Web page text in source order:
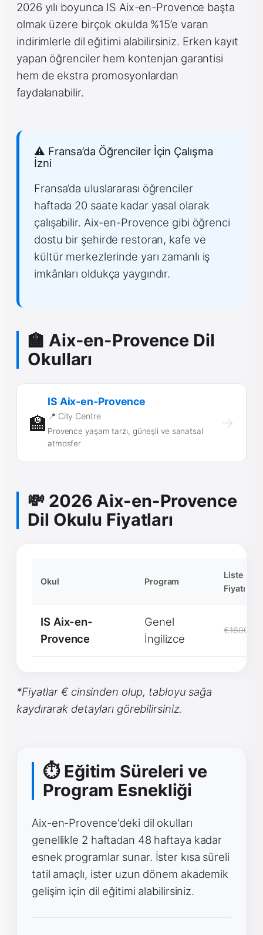
2026 yılı boyunca IS Aix-en-Provence başta
olmak üzere birçok okulda %15’e varan
indirimlerle dil eğitimi alabilirsiniz. Erken kayıt
yapan öğrenciler hem kontenjan garantisi
hem de ekstra promosyonlardan
faydalanabilir.
⚠️ Fransa’da Öğrenciler İçin Çalışma
İzni
Fransa’da uluslararası öğrenciler
haftada 20 saate kadar yasal olarak
çalışabilir. Aix-en-Provence gibi öğrenci
dostu bir şehirde restoran, kafe ve
kültür merkezlerinde yarı zamanlı iş
imkânları oldukça yaygındır.
🏫 Aix-en-Provence Dil
Okulları
🏫
IS Aix-en-Provence
📍 City Centre
Provence yaşam tarzı, güneşli ve sanatsal
atmosfer
→
💸 2026 Aix-en-Provence
Dil Okulu Fiyatları
Okul Program
Liste
Fiyatı
IS Aix-en-
Provence
Genel
İngilizce
€1600
*Fiyatlar € cinsinden olup, tabloyu sağa
kaydırarak detayları görebilirsiniz.
⏱ Eğitim Süreleri ve
Program Esnekliği
Aix-en-Provence'deki dil okulları
genellikle 2 haftadan 48 haftaya kadar
esnek programlar sunar. İster kısa süreli
tatil amaçlı, ister uzun dönem akademik
gelişim için dil eğitimi alabilirsiniz.